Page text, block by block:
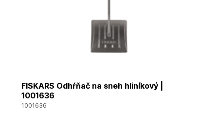
FISKARS Odhŕňač na sneh hliníkový |
1001636
1001636